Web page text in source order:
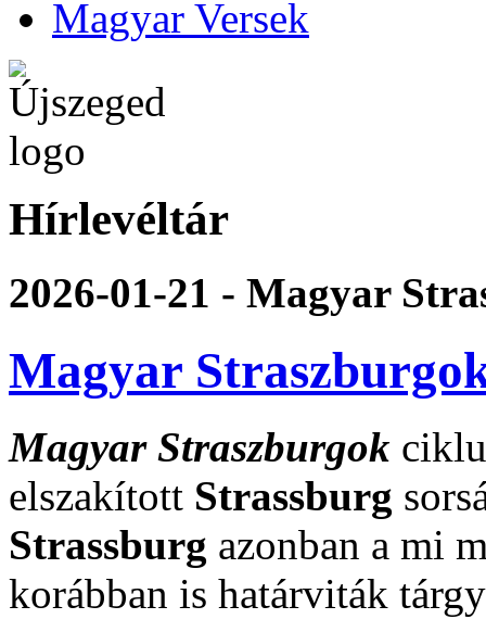
Magyar Versek
Hírlevéltár
2026-01-21 - Magyar
Magyar
Magyar Straszburgok
elszakított Strassburg
Strassburg azonban a mi
korábban is határviták